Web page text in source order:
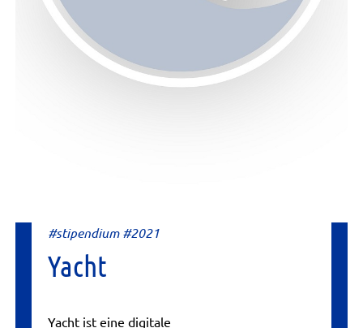
#stipendium #2021
Yacht
Yacht ist eine digitale